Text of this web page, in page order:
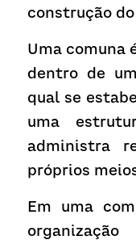
construção
Uma comuna
dentro de
qual se
uma
administra
próprios
Em uma